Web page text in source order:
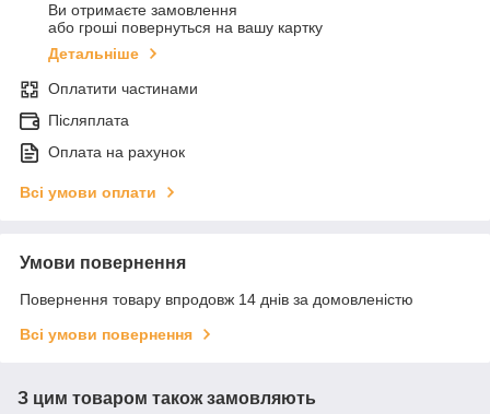
Ви отримаєте замовлення
або гроші повернуться на вашу картку
Детальніше
Оплатити частинами
Післяплата
Оплата на рахунок
Всі умови оплати
Умови повернення
Повернення товару впродовж 14 днів за домовленістю
Всі умови повернення
З цим товаром також замовляють